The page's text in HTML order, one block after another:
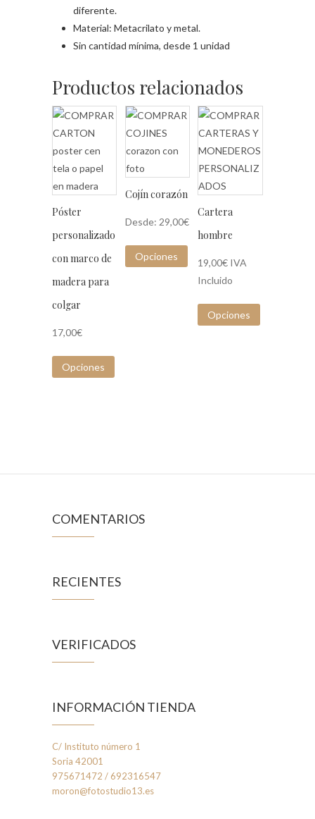
diferente.
Material: Metacrilato y metal.
Sin cantidad mínima, desde 1 unidad
Productos relacionados
Póster
personalizado
con marco de
madera para
colgar
17,00€
Opciones
Cojín corazón
Desde: 29,00€
Opciones
Cartera
hombre
19,00€ IVA
Incluido
Opciones
COMENTARIOS
RECIENTES
VERIFICADOS
INFORMACIÓN TIENDA
C/ Instituto número 1
Soria 42001
975671472 / 692316547
moron@fotostudio13.es